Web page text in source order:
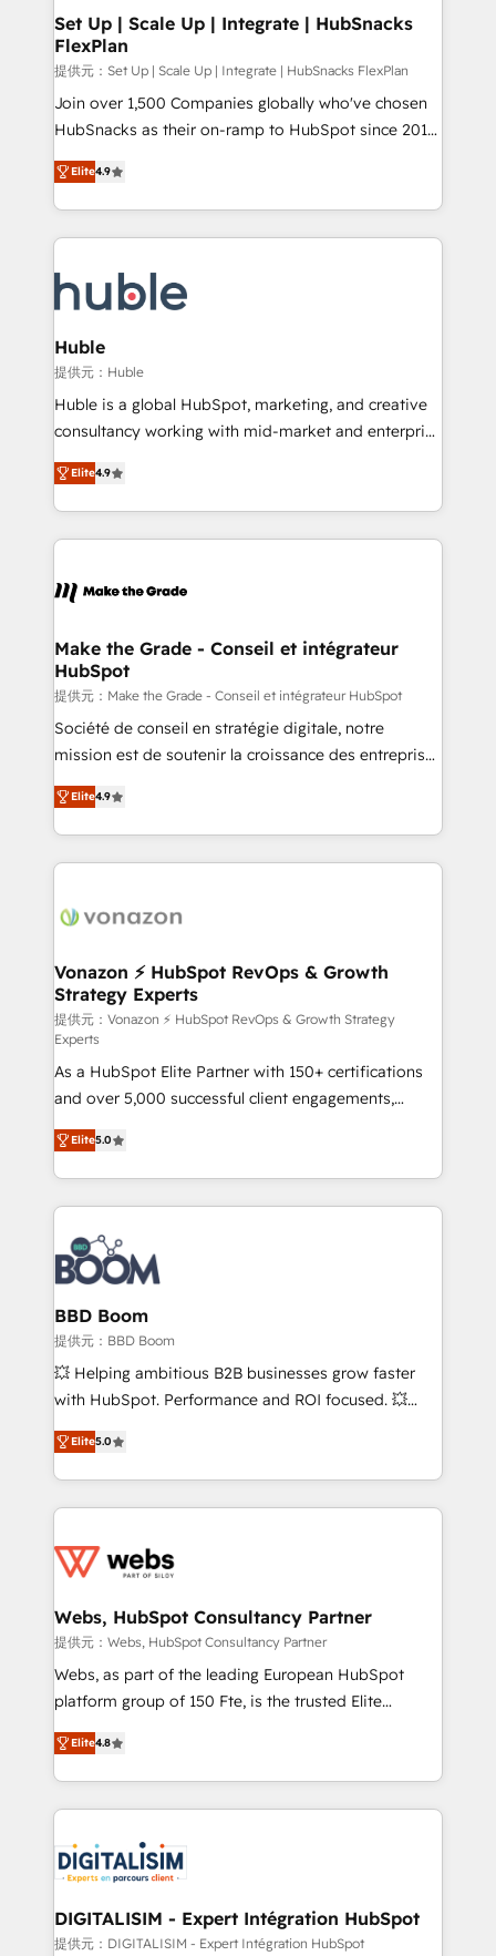
Award 🏆2020 Elite Solutions Partner 🏆2019
Integrations HubSpot Impact Award 🏆2019
Marketing Enablement HubSpot Impact Award 🏆
2018 Website Design HubSpot Impact Award 🏆2017
Website Design HubSpot Impact Award 🏆2016
Sales Enablement HubSpot Impact Award 🏆2015
Growth-Driven Design Agency of the Year 🏆2015
COS Design Award 🏆2013 HubSpot Marketplace
Provider of the Year 🏆2011 Became a HubSpot
Partner 📆Founded in 1997
Set Up | Scale Up | Integrate | HubSnacks
FlexPlan
提供元：Set Up | Scale Up | Integrate | HubSnacks FlexPlan
Join over 1,500 Companies globally who've chosen
HubSnacks as their on-ramp to HubSpot since 2014
Simple pay-as-you-go plans that accelerate value...
1️⃣ Set Up | Onboarding New or Check-fixing existing
HubSpot portals 2️⃣ Scale Up | 100% HubSpot Task
Execution... Global 24/7 ... All Experts 3️⃣ Integrate |
Slash months from your API Integration project... ⬅️
Click "Contact Business" ⬅️ to access 150+ Kickstart
Integration templates that put HubSpot in the center
of your tech stack, syncing... 🛍️ Shopify or
WooCommerce 💲 Stripe or Paypal 💰 Sage or
Netsuite 🤖 Google or Microsoft ✍️ DocuSign or
the rare Advanced "Custom Integrations"
Accreditation, securely sync data across... 🔄 any
new HubSpot portal with Advanced Website and
CRM Migrations using our in-house "HubScrub" Tool.
Elite4.9
Huble
提供元：Huble
Huble is a global HubSpot, marketing, and creative
consultancy working with mid-market and enterprise
businesses. We go beyond implementation, shaping
the strategy, processes, and teams that turn
HubSpot into a genuine growth engine. Named
HubSpot's Global Partner of the Year in 2024,
worldwide, and with over 15 years in the ecosystem,
One company, one operating model, delivering
across offices and consulting teams in the UK, USA,
Canada, Germany, France, Belgium, Singapore, and
South Africa. Certified compliant with ISO/IEC
27001:2022 and ISO 9001:2015 across all seven
Elite4.9
Make the Grade - Conseil et intégrateur
HubSpot
提供元：Make the Grade - Conseil et intégrateur HubSpot
Société de conseil en stratégie digitale, notre
mission est de soutenir la croissance des entreprises
B2B à travers l’acquisition de nouveaux clients,
l'intégration CRM et le développement des revenus
auprès de vos comptes existants. En France et à
l'international, nous travaillons avec des ETI
delà d’une simple transformation digitale et des
➤ L’intégration de CRM et de méthodologie RevOps
pour aligner les équipes marketing, commerciales et
support client (data migration, synchronisation API,
audit et maintenance) ➤ La création de sites internet
de conversion qui transforment les visiteurs en
opportunités d'affaires ➤ La mise en place de
stratégies d'acquisition marketing (SEO, SEA,
inbound, automatisation marketing, ABM, IA,
emailing) Informations clés : - 10 ans d'expérience -
100+ intégrations CRM HubSpot réussies - 40
experts conseil - 150 certifications HubSpot
cumulées
Elite4.9
Vonazon ⚡ HubSpot RevOps & Growth
Strategy Experts
提供元：Vonazon ⚡ HubSpot RevOps & Growth Strategy
Experts
As a HubSpot Elite Partner with 150+ certifications
and over 5,000 successful client engagements,
Vonazon turns marketing complexity into
measurable, scalable growth. From onboarding to
enterprise-grade campaigns, our in-house team
builds scalable strategies that drive long-term
revenue. ⚙️ HubSpot Integration & Optimization •
Seamless CRM, CMS, and automation setup •
Complex platform migrations and data cleanups •
Custom APIs and third-party integrations 📈 End-to-
End Revenue Acceleration • Lifecycle marketing and
pipeline growth programs • Sales enablement tools
and CRM optimization • Retention strategies with
Execution • 750+ onboardings and 2,000+
implementations • Deep expertise across marketing,
Elite5.0
BBD Boom
提供元：BBD Boom
💥 Helping ambitious B2B businesses grow faster
with HubSpot. Performance and ROI focused. 💥
BBD Boom is the HubSpot partner that can help you
to HubSpot Better. We work with your teams to
solve all your HubSpot challenges and improve user
adoption, sales process and marketing results.
the first time 🔧 Designing and optimising your
and build using HubSpot 🔌 Integrating HubSpot
with other systems 🎓 Training your teams to be
HubSpot pros 📊 Lead generation services using
HubSpot Why us? - SIX HubSpot Accreditations -
CRM, Solutions Architecture, Onboarding , Data
Migration, Custom Integration & Platform
team of 25+ experts Contact us today to help you
get more from your investment in HubSpot.
Elite5.0
Webs, HubSpot Consultancy Partner
提供元：Webs, HubSpot Consultancy Partner
Webs, as part of the leading European HubSpot
platform group of 150 Fte, is the trusted Elite
HubSpot CRM Partner offering you a roadmap on
maximizing EBITDA and achieving Commercial
Excellence. With our targeted processes, we
strengthen your digital transformation and minimize
Implementation partner, we provide expertise to
drive your business forward. Since 2015 we are fully
dedicated to HubSpot and with an experienced
team (50+), we work with reputable companies in
Elite4.8
DIGITALISIM - Expert Intégration HubSpot
提供元：DIGITALISIM - Expert Intégration HubSpot